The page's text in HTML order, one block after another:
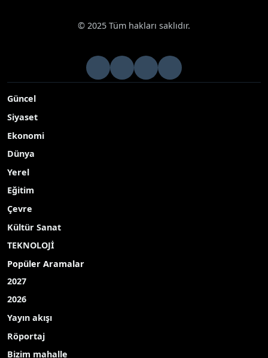
© 2025 Tüm hakları saklıdır.
Güncel
Siyaset
Ekonomi
Dünya
Yerel
Eğitim
Çevre
Kültür Sanat
TEKNOLOJİ
Popüler Aramalar
2027
2026
Yayın akışı
Röportaj
Bizim mahalle